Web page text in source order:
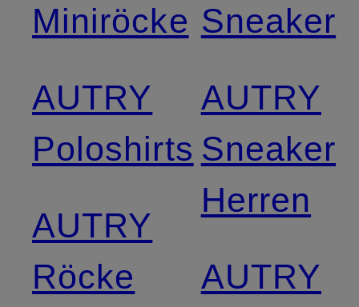
Miniröcke
AUTRY
Poloshirts
AUTRY
Röcke
Sneaker
AUTRY
Sneaker
Herren
AUTRY